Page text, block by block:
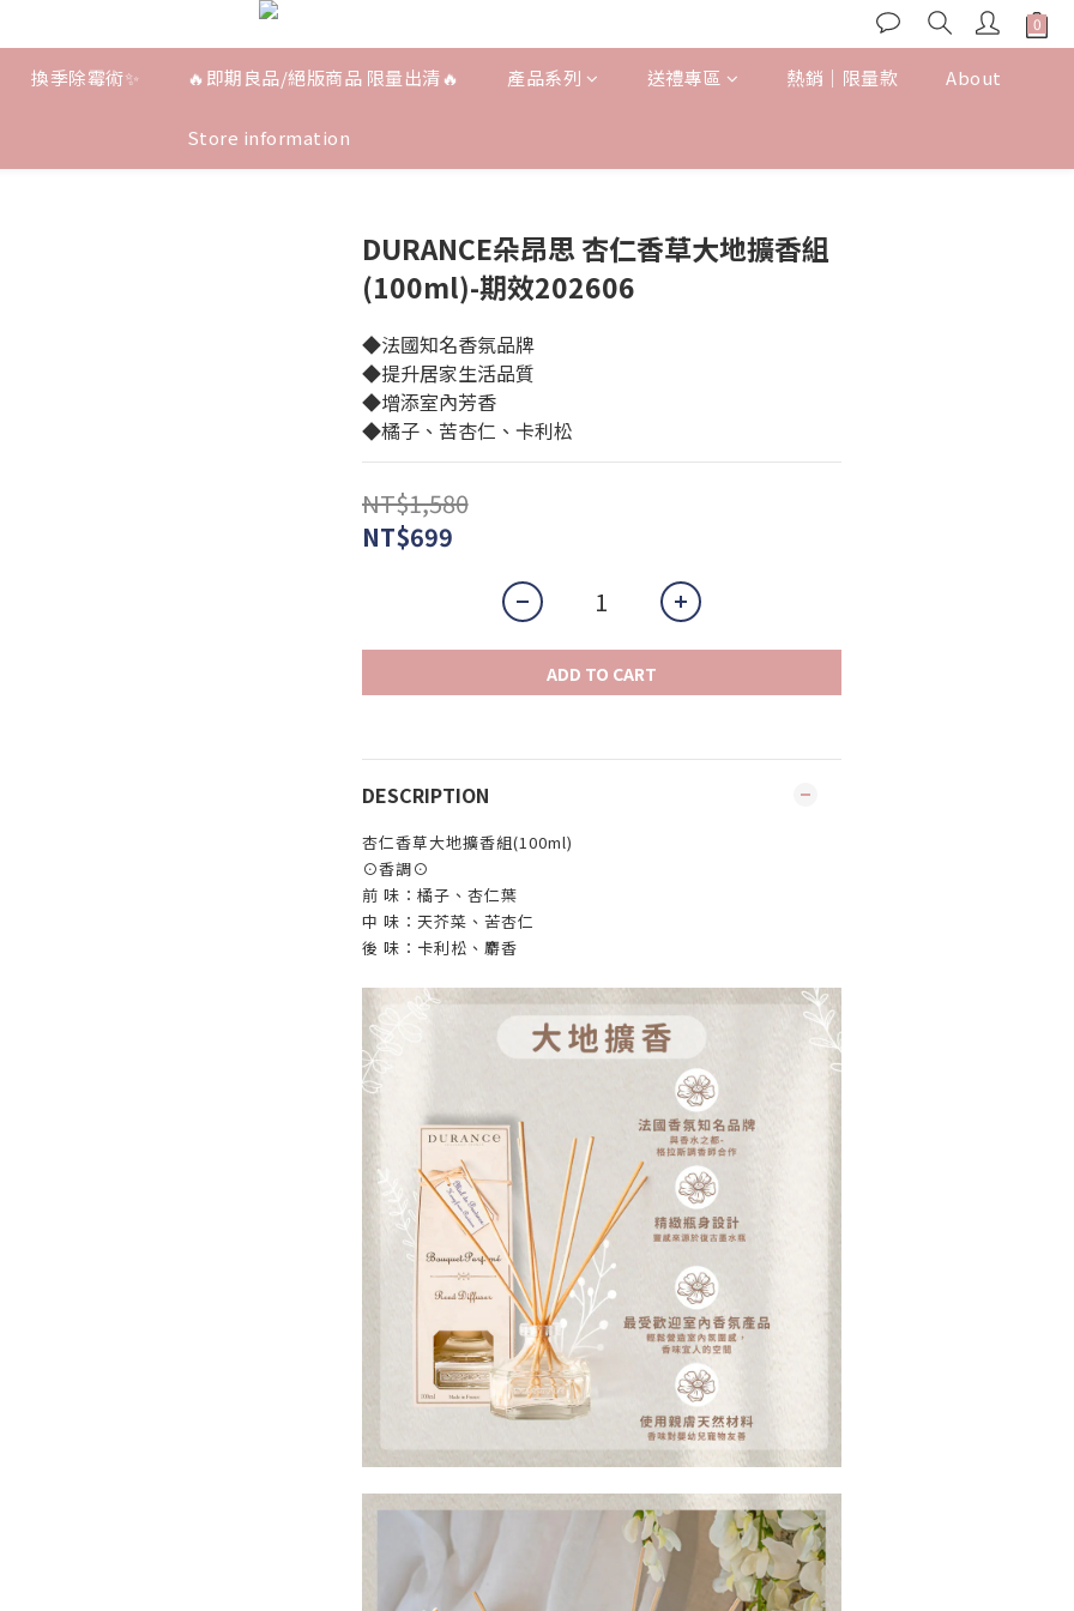
換季除霉術✨ 🔥即期良品/絕版商品 限量出清🔥 產品系列 送禮專區 熱銷｜限量款 About
Store information
DURANCE朵昂思 杏仁香草大地擴香組
(100ml)-期效202606
◆法國知名香氛品牌
◆提升居家生活品質
◆增添室內芳香
◆橘子、苦杏仁、卡利松
NT$1,580
NT$699
ADD TO CART
DESCRIPTION
杏仁香草大地擴香組(100ml)
⊙香調⊙
前 味：橘子、杏仁葉
中 味：天芥菜、苦杏仁
後 味：卡利松、麝香